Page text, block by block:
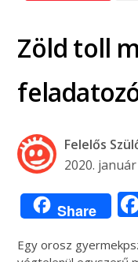
Zöld toll
Felelős
2020.
Share
Egy orosz